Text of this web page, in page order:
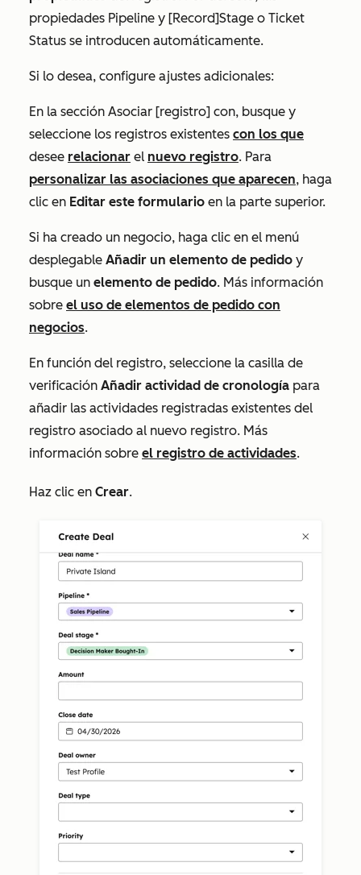
propiedades Pipeline y [Record]Stage o Ticket
Status se introducen automáticamente.
Si lo desea, configure ajustes adicionales:
En la sección Asociar [registro] con, busque y
seleccione los registros existentes con los que
desee relacionar el nuevo registro. Para
personalizar las asociaciones que aparecen, haga
clic en Editar este formulario en la parte superior.
Si ha creado un negocio, haga clic en el menú
desplegable Añadir un elemento de pedido y
busque un elemento de pedido. Más información
sobre el uso de elementos de pedido con
negocios.
En función del registro, seleccione la casilla de
verificación Añadir actividad de cronología para
añadir las actividades registradas existentes del
registro asociado al nuevo registro. Más
información sobre el registro de actividades.
Haz clic en Crear.